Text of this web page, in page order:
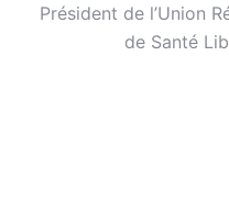
Président de l’Union
de Santé